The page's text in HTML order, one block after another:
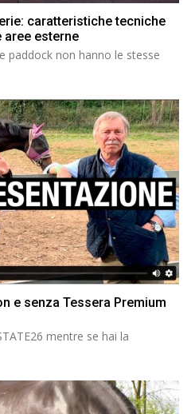
caratteristiche tecniche
aree esterne
paddock non hanno le stesse
e senza Tessera Premium
mentre se hai la